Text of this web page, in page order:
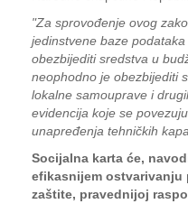
"Za sprovođenje ovog
jedinstvene baze
obezbijediti sredstva u
neophodno je obezbijediti
lokalne samouprave i
evidencija koje se
unapređenja tehničkih
Socijalna karta će,
efikasnijem ostvarivanju
zaštite, pravednijoj